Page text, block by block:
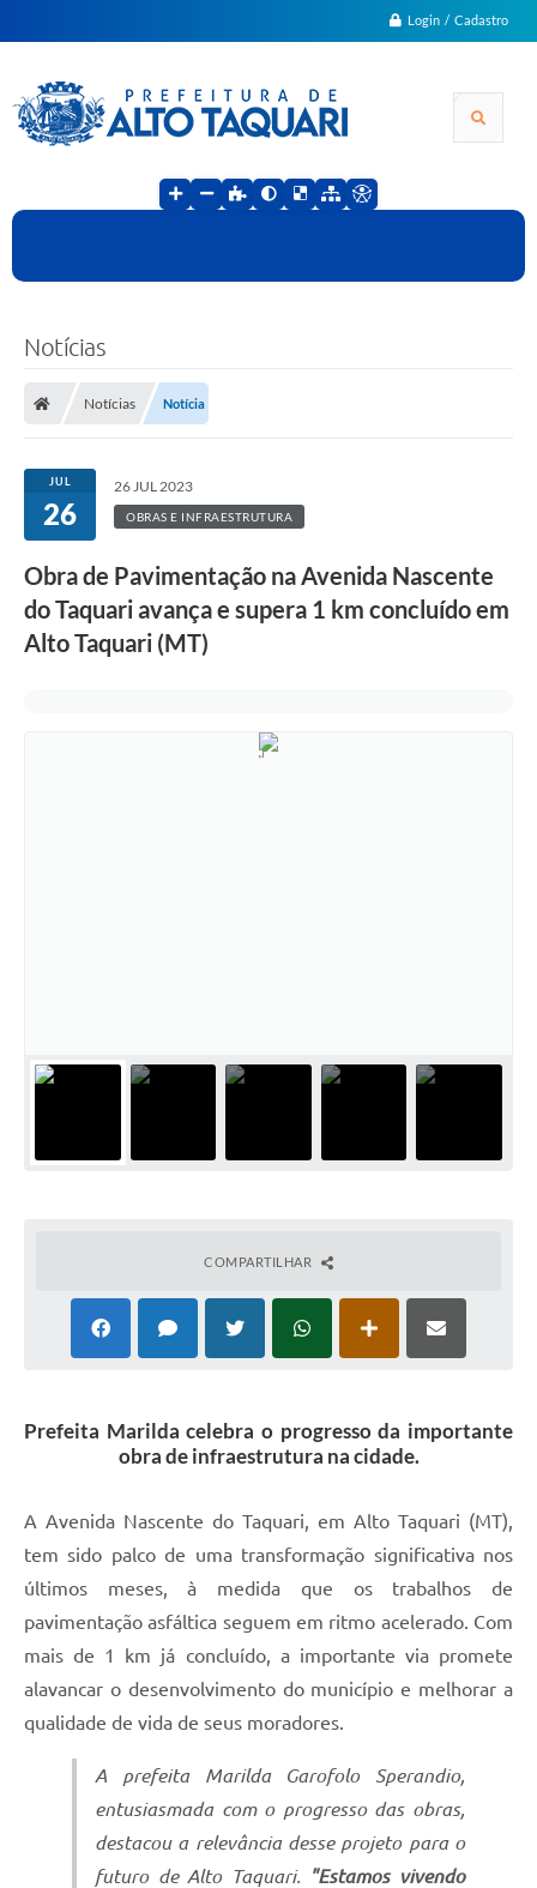
Login / Cadastro
Notícias
Notícias Notícia
JUL
26
26 JUL 2023
OBRAS E INFRAESTRUTURA
Obra de Pavimentação na Avenida Nascente
do Taquari avança e supera 1 km concluído em
Alto Taquari (MT)
COMPARTILHAR
Prefeita Marilda celebra o progresso da importante
obra de infraestrutura na cidade.
A Avenida Nascente do Taquari, em Alto Taquari (MT),
tem sido palco de uma transformação significativa nos
últimos meses, à medida que os trabalhos de
pavimentação asfáltica seguem em ritmo acelerado. Com
mais de 1 km já concluído, a importante via promete
alavancar o desenvolvimento do município e melhorar a
qualidade de vida de seus moradores.
A prefeita Marilda Garofolo Sperandio,
entusiasmada com o progresso das obras,
destacou a relevância desse projeto para o
futuro de Alto Taquari.
"Estamos vivendo